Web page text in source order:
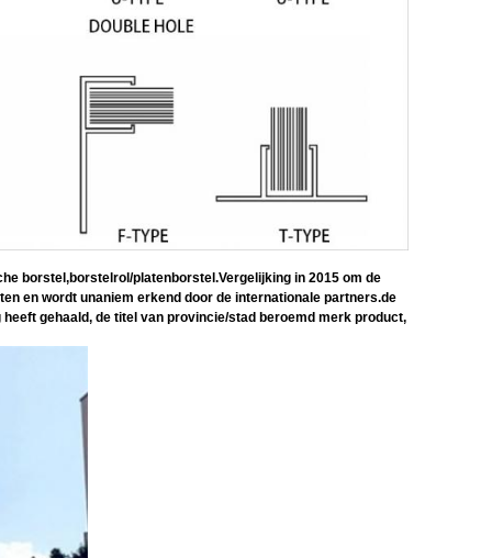
borstel,borstelrol/platenborstel.Vergelijking in 2015 om de
en wordt unaniem erkend door de internationale partners.de
gehaald, de titel van provincie/stad beroemd merk product,